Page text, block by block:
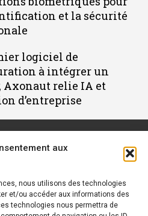
aux
nous utilisons des technologies
et/ou accéder aux informations des
technologies nous permettra de
et la sécurité
logiciel de
à intégrer un
Axonaut relie IA et
d’entreprise
tribunes, des solutions, les
des évènements, des
du secteur. Retrouvez toutes